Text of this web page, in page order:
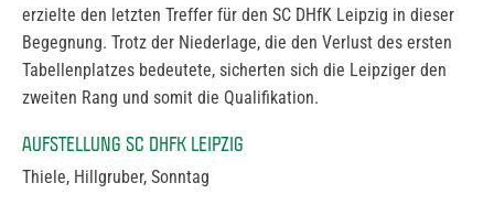
erzielte den letzten Treffer für den SC DHfK Leipzig in dieser
Begegnung. Trotz der Niederlage, die den Verlust des ersten
Tabellenplatzes bedeutete, sicherten sich die Leipziger den
zweiten Rang und somit die Qualifikation.
AUFSTELLUNG SC DHFK LEIPZIG
Thiele, Hillgruber, Sonntag